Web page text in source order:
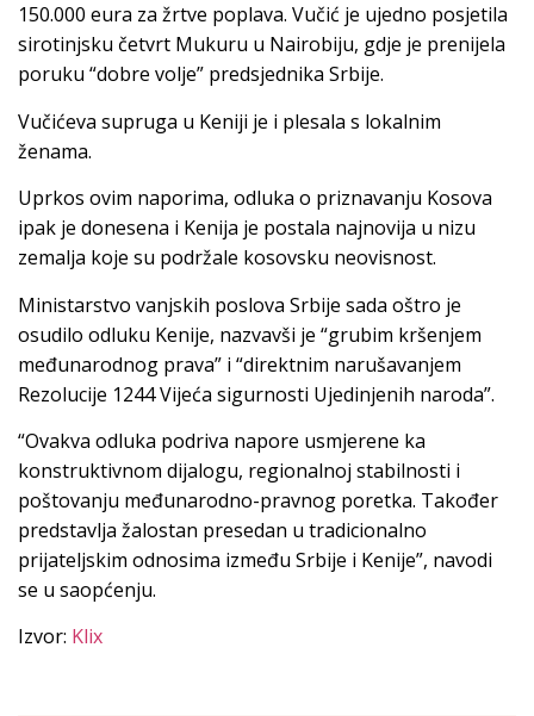
150.000 eura za žrtve poplava. Vučić je ujedno posjetila
sirotinjsku četvrt Mukuru u Nairobiju, gdje je prenijela
poruku “dobre volje” predsjednika Srbije.
Vučićeva supruga u Keniji je i plesala s lokalnim
ženama.
Uprkos ovim naporima, odluka o priznavanju Kosova
ipak je donesena i Kenija je postala najnovija u nizu
zemalja koje su podržale kosovsku neovisnost.
Ministarstvo vanjskih poslova Srbije sada oštro je
osudilo odluku Kenije, nazvavši je “grubim kršenjem
međunarodnog prava” i “direktnim narušavanjem
Rezolucije 1244 Vijeća sigurnosti Ujedinjenih naroda”.
“Ovakva odluka podriva napore usmjerene ka
konstruktivnom dijalogu, regionalnoj stabilnosti i
poštovanju međunarodno-pravnog poretka. Također
predstavlja žalostan presedan u tradicionalno
prijateljskim odnosima između Srbije i Kenije”, navodi
se u saopćenju.
Izvor: Klix